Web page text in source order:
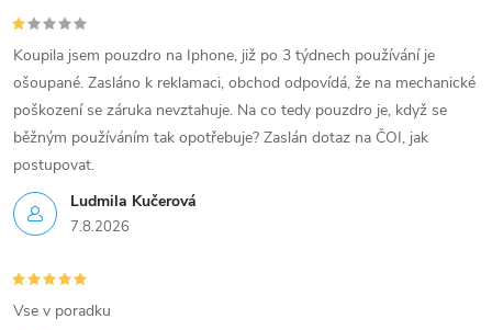
Ludmila Kučerová
7.8.2026
Koupila jsem pouzdro na Iphone, již po 3 týdnech používání je
ošoupané. Zasláno k reklamaci, obchod odpovídá, že na mechanické
poškození se záruka nevztahuje. Na co tedy pouzdro je, když se
běžným používáním tak opotřebuje? Zaslán dotaz na ČOI, jak
postupovat.
Vse v poradku